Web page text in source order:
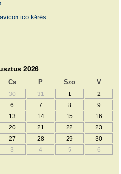
kérés
2026
Cs P Szo V
30 31 1
2
6 7 8
9
13 14 15
16
20 21 22
23
27 28 29
30
3 4 5 6